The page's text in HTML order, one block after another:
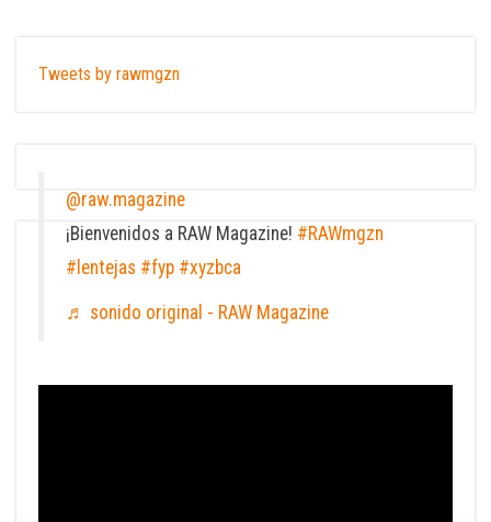
Tweets by rawmgzn
@raw.magazine
¡Bienvenidos a RAW Magazine! #RAWmgzn
#lentejas #fyp #xyzbca
♬ sonido original - RAW Magazine